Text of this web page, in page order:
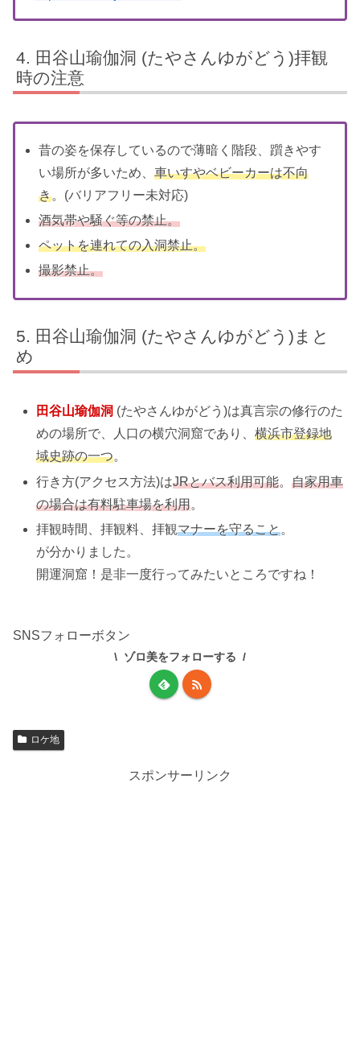
田谷山瑜伽洞 (たやさんゆがどう)拝観
時の注意
昔の姿を保存しているので薄暗く階段、躓きやす
い場所が多いため、車いすやベビーカーは不向
き。(バリアフリー未対応)
酒気帯や騒ぐ等の禁止。
ペットを連れての入洞禁止。
撮影禁止。
田谷山瑜伽洞 (たやさんゆがどう)まと
め
田谷山瑜伽洞 (たやさんゆがどう)は真言宗の修行のた
めの場所で、人口の横穴洞窟であり、横浜市登録地
域史跡の一つ。
行き方(アクセス方法)はJRとバス利用可能。自家用車
の場合は有料駐車場を利用。
拝観時間、拝観料、拝観マナーを守ること。
が分かりました。
開運洞窟！是非一度行ってみたいところですね！
SNSフォローボタン
ゾロ美をフォローする
ロケ地
スポンサーリンク